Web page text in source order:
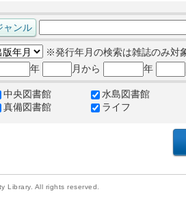
※発行年月の検索は雑誌のみ対
年
月から 年
中央図書館
水島図書館
真備図書館
ライフ
Library. All rights reserved.